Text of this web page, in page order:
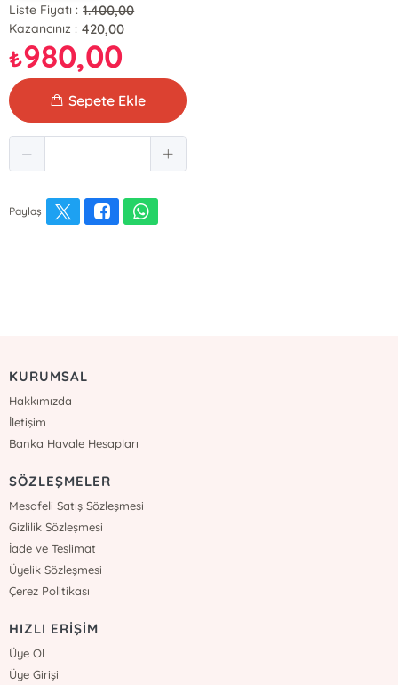
Liste Fiyatı : 1.400,00
Kazancınız : 420,00
₺980,00
Sepete Ekle
Paylaş
KURUMSAL
Hakkımızda
İletişim
Banka Havale Hesapları
SÖZLEŞMELER
Mesafeli Satış Sözleşmesi
Gizlilik Sözleşmesi
İade ve Teslimat
Üyelik Sözleşmesi
Çerez Politikası
HIZLI ERİŞİM
Üye Ol
Üye Girişi